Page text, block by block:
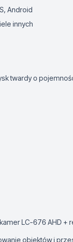
Android
innych
twardy o
LC-676 AHD +
obiektów i